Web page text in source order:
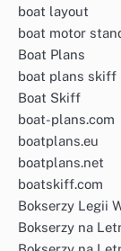
boat layout
boat motor
Boat Plans
boat plans skiff
Boat Skiff
boat-plans.com
boatplans.eu
boatplans.net
boatskiff.com
Bokserzy Legii
Bokserzy na